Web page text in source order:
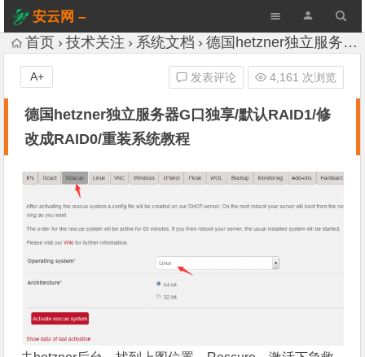
安云网 –
AnYun.ORG
首页 技术关注 系统文档 德国hetzner独立服务器G口独享/默认RAID1/修改成RAID0/重装系统教程
德国hetzner独立服务器G口独享/默认RAID1/修
改成RAID0/重装系统教程
发表评论 4,161 次浏览
A+